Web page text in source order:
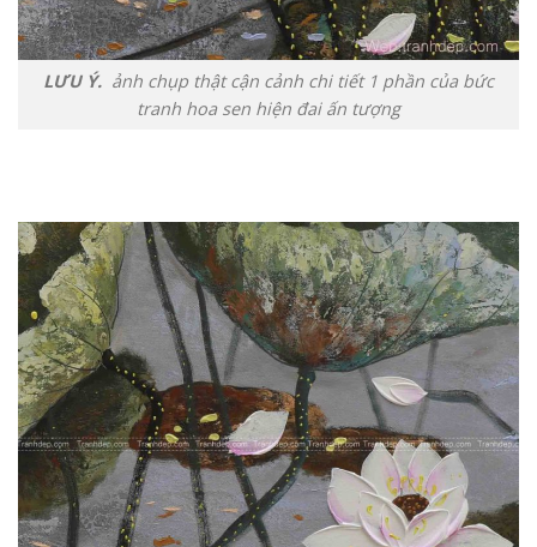
LƯU Ý. ảnh chụp thật cận cảnh chi tiết 1 phần của bức
tranh hoa sen hiện đai ấn tượng